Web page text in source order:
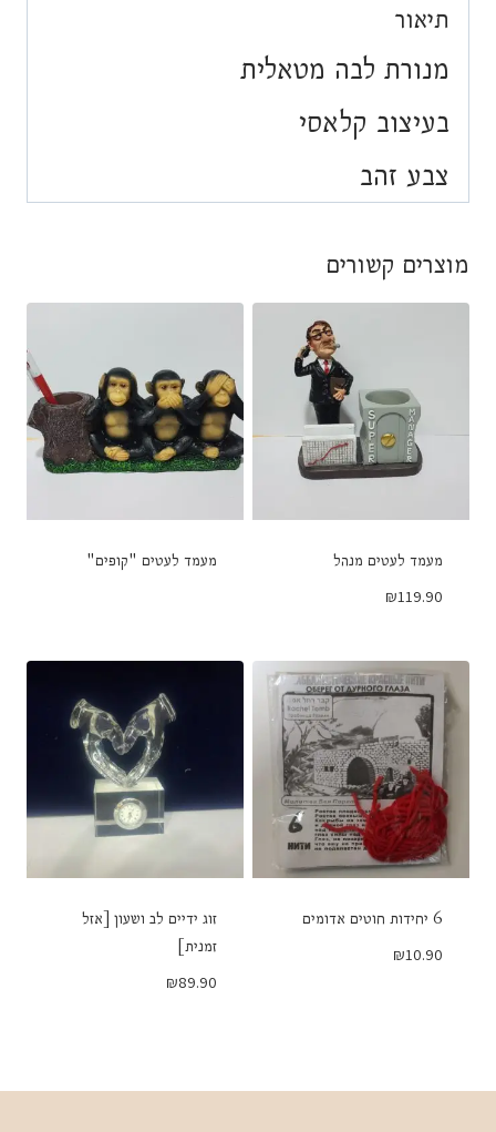
תיאור
מנורת לבה מטאלית
בעיצוב קלאסי
צבע זהב
מוצרים קשורים
מעמד לעטים מנהל
₪119.90
מעמד לעטים "קופים"
6 יחידות חוטים אדומים
₪10.90
זוג ידיים לב ושעון [אזל
זמנית]
₪89.90